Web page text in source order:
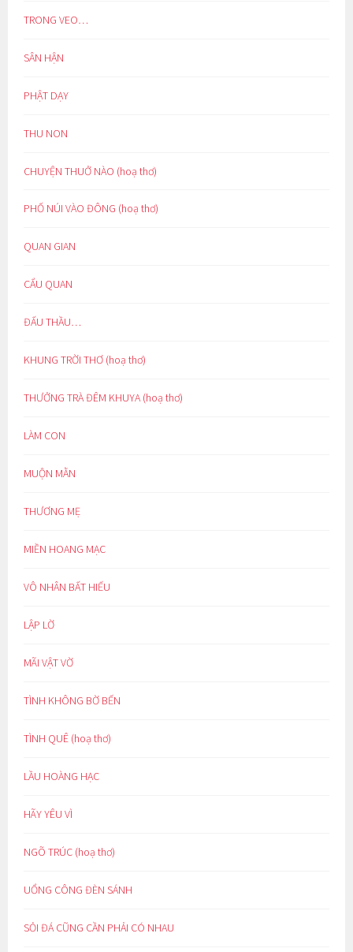
TRONG VEO…
SÂN HẬN
PHẬT DẠY
THU NON
CHUYỆN THUỞ NÀO (hoạ thơ)
PHỐ NÚI VÀO ĐÔNG (hoạ thơ)
QUAN GIAN
CẨU QUAN
ĐẤU THẦU…
KHUNG TRỜI THƠ (hoạ thơ)
THƯỞNG TRÀ ĐÊM KHUYA (hoạ thơ)
LÀM CON
MUỘN MẰN
THƯƠNG MẸ
MIỀN HOANG MẠC
VÔ NHÂN BẤT HIẾU
LẬP LỜ
MÃI VẬT VỜ
TÌNH KHÔNG BỜ BẾN
TÌNH QUÊ (hoạ thơ)
LẦU HOÀNG HẠC
HÃY YÊU VÌ
NGÕ TRÚC (hoạ thơ)
UỔNG CÔNG ĐÈN SÁNH
SỎI ĐÁ CŨNG CẦN PHẢI CÓ NHAU